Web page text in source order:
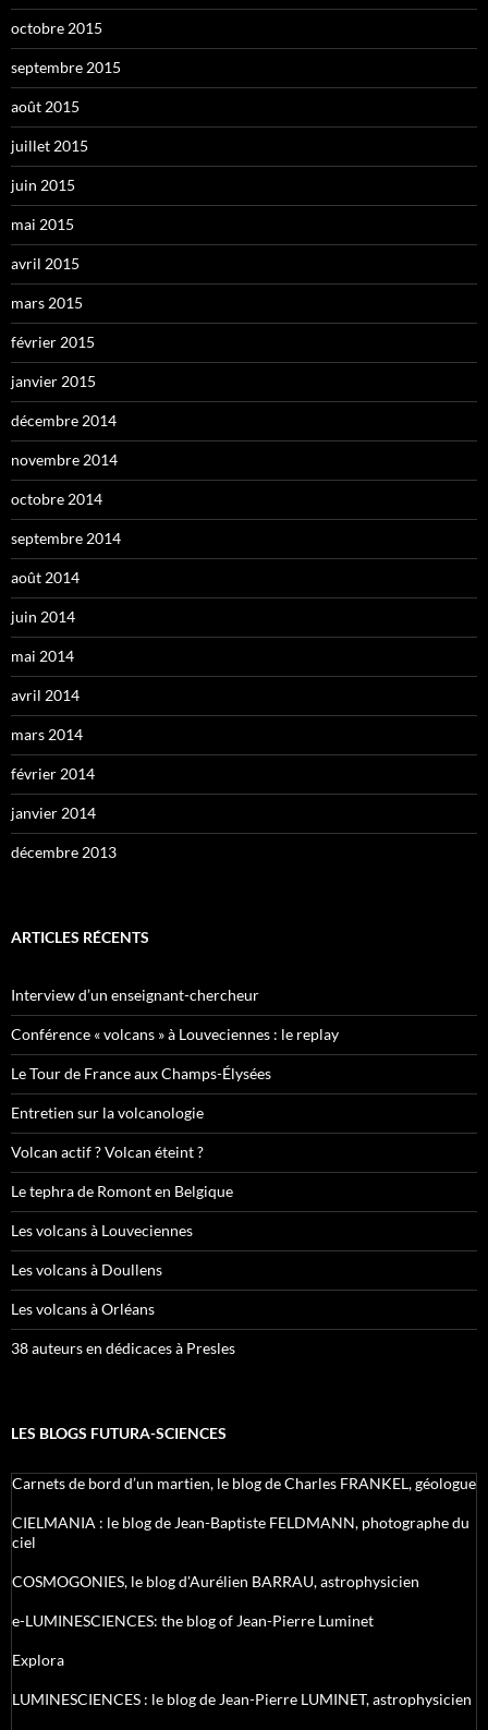
octobre 2015
septembre 2015
août 2015
juillet 2015
juin 2015
mai 2015
avril 2015
mars 2015
février 2015
janvier 2015
décembre 2014
novembre 2014
octobre 2014
septembre 2014
août 2014
juin 2014
mai 2014
avril 2014
mars 2014
février 2014
janvier 2014
décembre 2013
ARTICLES RÉCENTS
Interview d’un enseignant-chercheur
Conférence « volcans » à Louveciennes : le replay
Le Tour de France aux Champs-Élysées
Entretien sur la volcanologie
Volcan actif ? Volcan éteint ?
Le tephra de Romont en Belgique
Les volcans à Louveciennes
Les volcans à Doullens
Les volcans à Orléans
38 auteurs en dédicaces à Presles
LES BLOGS FUTURA-SCIENCES
Carnets de bord d’un martien, le blog de Charles FRANKEL, géologue
CIELMANIA : le blog de Jean-Baptiste FELDMANN, photographe du
ciel
COSMOGONIES, le blog d'Aurélien BARRAU, astrophysicien
e-LUMINESCIENCES: the blog of Jean-Pierre Luminet
Explora
LUMINESCIENCES : le blog de Jean-Pierre LUMINET, astrophysicien